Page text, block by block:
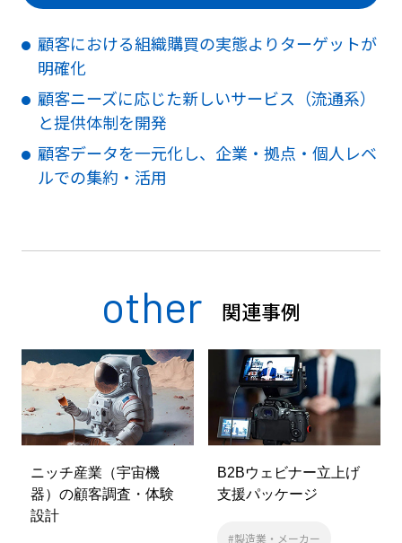
顧客における組織購買の実態よりターゲットが
明確化
顧客ニーズに応じた新しいサービス（流通系）
と提供体制を開発
顧客データを一元化し、企業・拠点・個人レベ
ルでの集約・活用
other 関連事例
ニッチ産業（宇宙機
器）の顧客調査・体験
設計
B2Bウェビナー立上げ
支援パッケージ
#製造業・メーカー